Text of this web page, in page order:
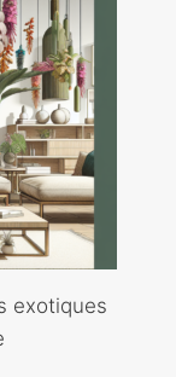
exotiques